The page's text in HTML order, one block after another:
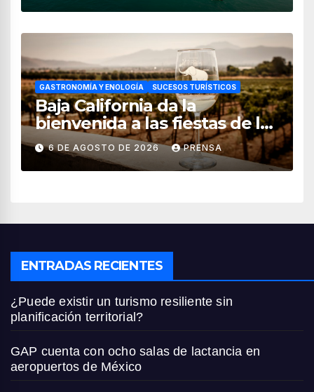
GASTRONOMÍA Y ENOLOGÍA SUCESOS TURÍSTICOS
Baja California da la
bienvenida a las fiestas de la
vendimia 2026
6 DE AGOSTO DE 2026 PRENSA
ENTRADAS RECIENTES
¿Puede existir un turismo resiliente sin
planificación territorial?
GAP cuenta con ocho salas de lactancia en
aeropuertos de México